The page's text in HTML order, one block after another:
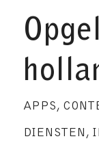
APPS,
DIENSTEN ,